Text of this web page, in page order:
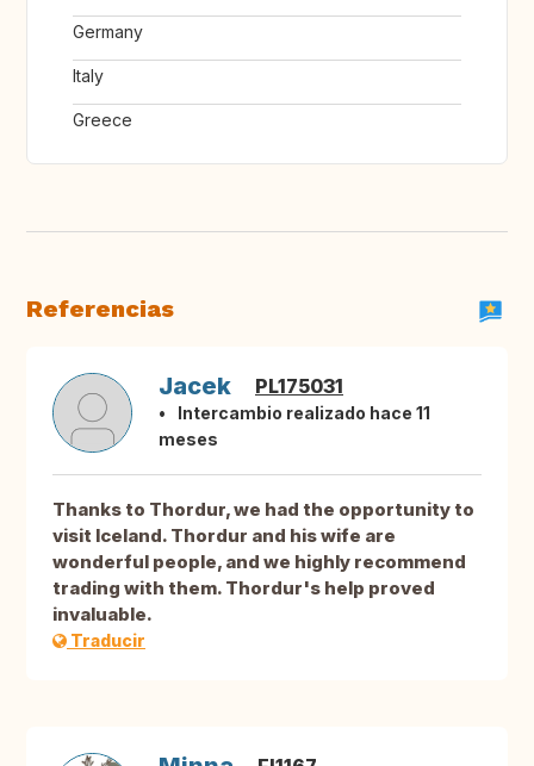
Germany
Italy
Greece
Referencias
Jacek PL175031
Intercambio realizado hace 11
meses
Thanks to Thordur, we had the opportunity to
visit Iceland. Thordur and his wife are
wonderful people, and we highly recommend
trading with them. Thordur's help proved
invaluable.
Traducir